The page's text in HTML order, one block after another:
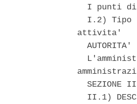
I punti
I.2) Tipo
attivita'
AUTORITA'
SEZIONE
II.1)